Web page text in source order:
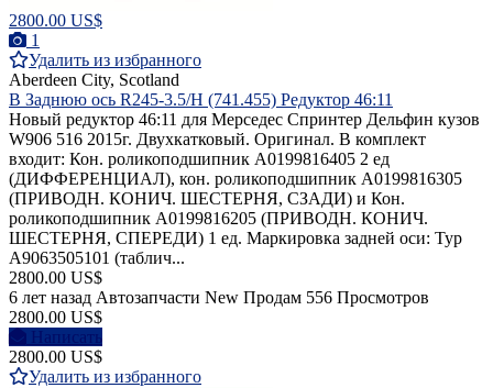
2800.00 US$
1
Удалить из избранного
Aberdeen City, Scotland
В Заднюю ось R245-3.5/H (741.455) Редуктор 46:11
Новый редуктор 46:11 для Мерседес Спринтер Дельфин кузов
W906 516 2015г. Двухкатковый. Оригинал. В комплект
входит: Кон. роликоподшипник A0199816405 2 ед
(ДИФФЕРЕНЦИАЛ), кон. роликоподшипник A0199816305
(ПРИВОДН. КОНИЧ. ШЕСТЕРНЯ, СЗАДИ) и Кон.
роликоподшипник A0199816205 (ПРИВОДН. КОНИЧ.
ШЕСТЕРНЯ, СПЕРЕДИ) 1 ед. Маркировка задней оси: Typ
A9063505101 (таблич...
2800.00 US$
6 лет назад Автозапчасти New Продам 556 Просмотров
2800.00 US$
Написать
2800.00 US$
Удалить из избранного